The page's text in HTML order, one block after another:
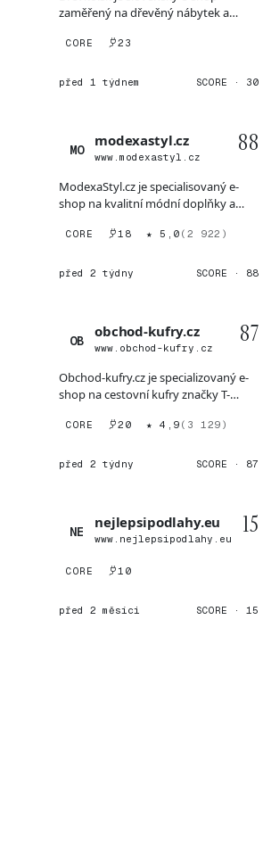
zaměřený na dřevěný nábytek a
CORE 23
před 1 týdnem SCORE · 30
MO
modexastyl.cz
www.modexastyl.cz
88
ModexaStyl.cz je specialisovaný e-
shop na kvalitní módní doplňky a
CORE 18 ★ 5,0 (2 922)
před 2 týdny SCORE · 88
OB
obchod-kufry.cz
www.obchod-kufry.cz
87
Obchod-kufry.cz je specializovaný e-
shop na cestovní kufry značky T-
CORE 20 ★ 4,9 (3 129)
před 2 týdny SCORE · 87
NE
nejlepsipodlahy.eu
www.nejlepsipodlahy.eu
15
CORE 10
před 2 měsíci SCORE · 15